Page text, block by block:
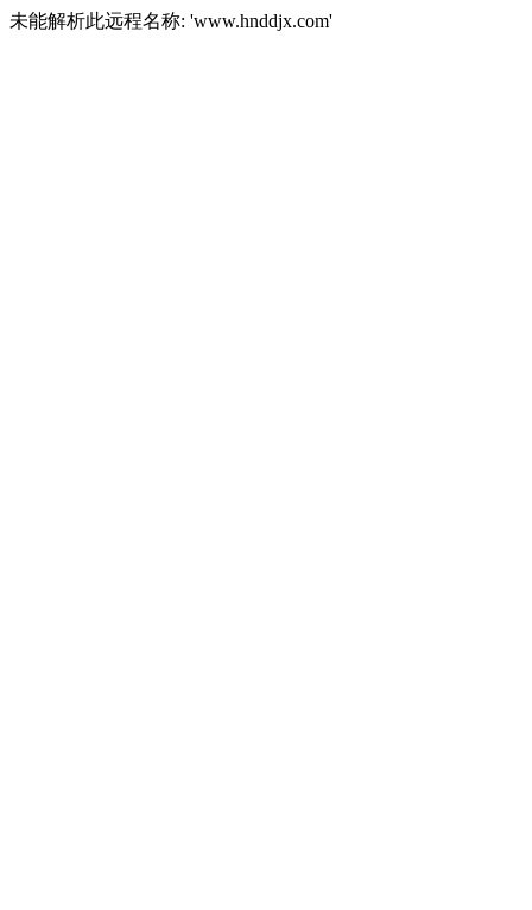
未能解析此远程名称: 'www.hnddjx.com'